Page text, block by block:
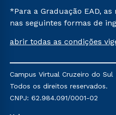
*Para a Graduação EAD,
nas seguintes formas de
Já para as demais, a taxa
mencionadas são
Religioso, Geografia para a
do Ensino de História:
abrir todas as condições
Campus Virtual Cruzeiro do
Todos os direitos reservados.
CNPJ: 62.984.091/0001-02